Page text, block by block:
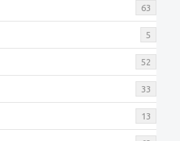
63
5
52
33
13